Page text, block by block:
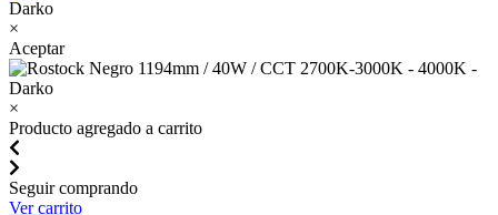
×
Aceptar
×
Producto agregado a carrito
Seguir comprando
Ver carrito